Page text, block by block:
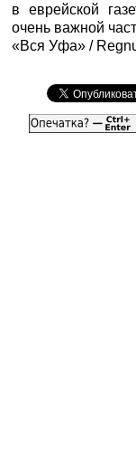
в еврейской
очень важной
«Вся Уфа» /